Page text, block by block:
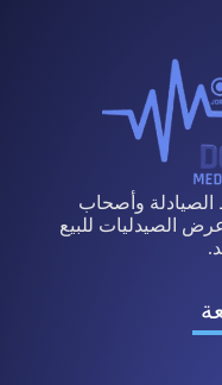
وأصحاب
الصيدليات للبيع